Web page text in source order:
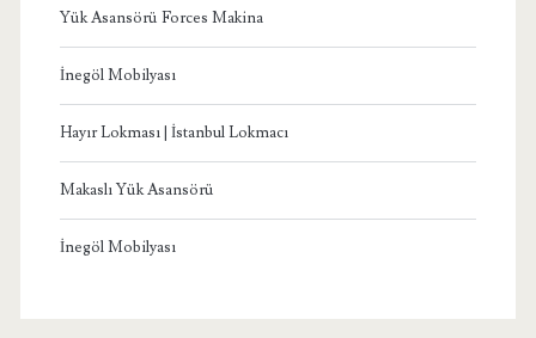
Yük Asansörü Forces Makina
İnegöl Mobilyası
Hayır Lokması | İstanbul Lokmacı
Makaslı Yük Asansörü
İnegöl Mobilyası